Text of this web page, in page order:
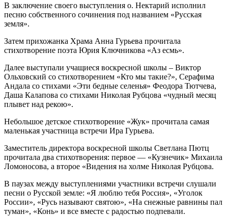
В заключение своего выступления о. Нектарий исполнил
песню собственного сочинения под названием «Русская
земля».
Затем прихожанка Храма Анна Гурьева прочитала
стихотворение поэта Юрия Ключникова «Аз есмь».
Далее выступали учащиеся воскресной школы – Виктор
Ольховский со стихотворением «Кто мы такие?», Серафима
Андала со стихами «Эти бедные селенья» Феодора Тютчева,
Даша Калапова со стихами Николая Рубцова «чудный месяц
плывет над рекою».
Небольшое детское стихотворение «Жук» прочитала самая
маленькая участница встречи Ира Гурьева.
Заместитель директора воскресной школы Светлана Пютц
прочитала два стихотворения: первое — «Кузнечик» Михаила
Ломоносова, а второе «Видения на холме Николая Рубцова.
В паузах между выступлениями участники встречи слушали
песни о Русской земле: «Я люблю тебя Россия», «Уголок
России», «Русь называют святою», «На снежные равнины пал
туман», «Конь» и все вместе с радостью подпевали.